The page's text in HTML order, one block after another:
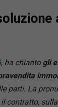
, ha chiarito gli
parti. La
contratto,